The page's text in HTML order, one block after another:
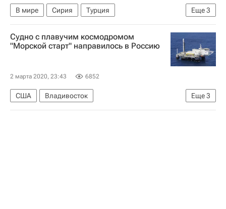
Еще3
В мире Сирия
Турция
Саудовская Аравия
Война в Сирии
Обострение ситуации в Идлибе (февраль 2020)
Судно с плавучим космодромом
"Морской старт" направилось в Россию
2 марта 2020, 23:43 6852
Еще3
США
Владивосток
Морской старт (космодром)